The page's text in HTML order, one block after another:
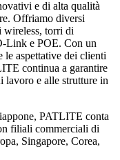
e di alta qualità
Offriamo diversi
wireless, torri di
Link e POE. Con un
le aspettative dei clienti
continua a garantire
lavoro e alle strutture in
PATLITE conta
filiali commerciali di
Singapore, Corea,